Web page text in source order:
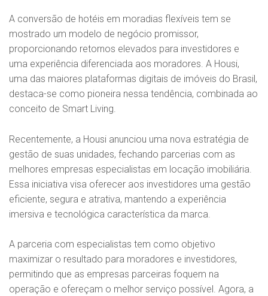
A conversão de hotéis em moradias flexíveis tem se
mostrado um modelo de negócio promissor,
proporcionando retornos elevados para investidores e
uma experiência diferenciada aos moradores. A Housi,
uma das maiores plataformas digitais de imóveis do Brasil,
destaca-se como pioneira nessa tendência, combinada ao
conceito de Smart Living.
Recentemente, a Housi anunciou uma nova estratégia de
gestão de suas unidades, fechando parcerias com as
melhores empresas especialistas em locação imobiliária.
Essa iniciativa visa oferecer aos investidores uma gestão
eficiente, segura e atrativa, mantendo a experiência
imersiva e tecnológica característica da marca.
A parceria com especialistas tem como objetivo
maximizar o resultado para moradores e investidores,
permitindo que as empresas parceiras foquem na
operação e ofereçam o melhor serviço possível. Agora, a